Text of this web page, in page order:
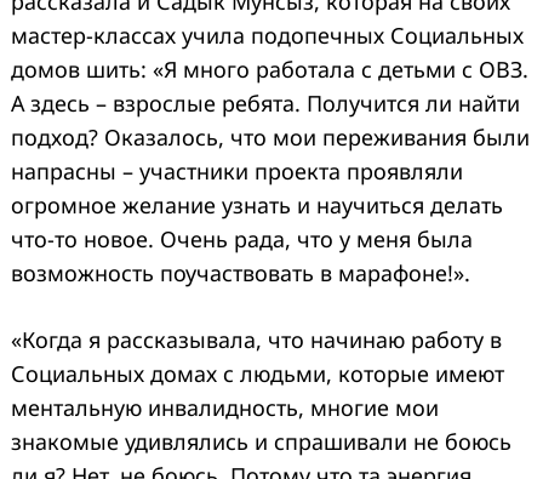
мастер-классах учила подопечных Социальных
домов шить: «Я много работала с детьми с ОВЗ.
А здесь – взрослые ребята. Получится ли найти
подход? Оказалось, что мои переживания были
напрасны – участники проекта проявляли
огромное желание узнать и научиться делать
что-то новое. Очень рада, что у меня была
возможность поучаствовать в марафоне!».
«Когда я рассказывала, что начинаю работу в
Социальных домах с людьми, которые имеют
ментальную инвалидность, многие мои
знакомые удивлялись и спрашивали не боюсь